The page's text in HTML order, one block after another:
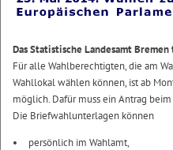
Das Statistische Landesamt
Für alle Wahlberechtigten, die am
Wahllokal wählen können, ist ab
möglich. Dafür muss ein Antrag
Die Briefwahlunterlagen können
persönlich im Wahlamt,